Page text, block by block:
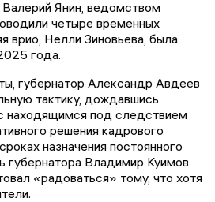
Янин, ведомством
четыре временных
врио, Нелли Зиновьева, была
года.
губернатор Александр Авдеев
тактику, дождавшись
находящимся под следствием
решения кадрового
назначения постоянного
губернатора Владимир Куимов
«радоваться» тому, что хотя